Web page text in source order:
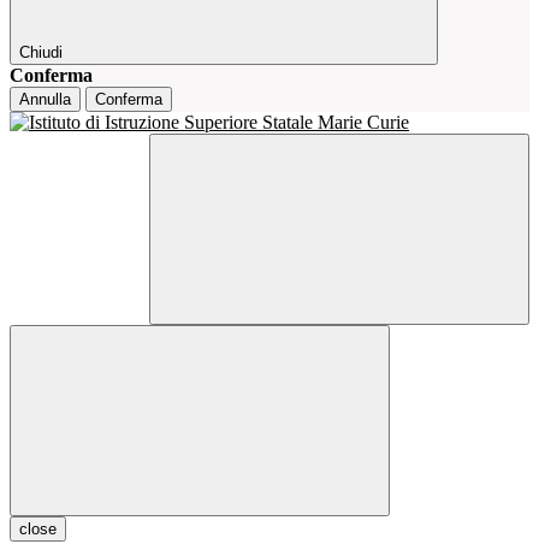
Chiudi
Conferma
Annulla Conferma
close